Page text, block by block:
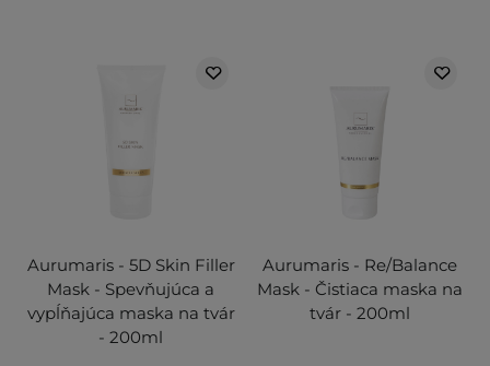
Aurumaris - 5D Skin Filler
Mask - Spevňujúca a
vypĺňajúca maska na tvár
- 200ml
Aurumaris - Re/Balance
Mask - Čistiaca maska na
tvár - 200ml